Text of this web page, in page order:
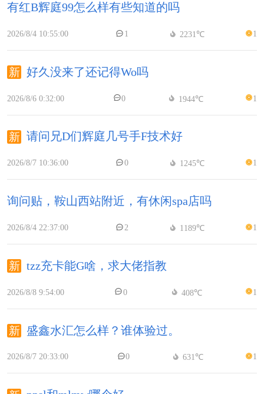
有红B辉庭99怎么样有些知道的吗
2026/8/4 10:55:00 1 2231℃ 1
好久没来了还记得Wo吗
2026/8/6 0:32:00 0 1944℃ 1
请问兄D们辉庭几号手F技术好
2026/8/7 10:36:00 0 1245℃ 1
询问贴，鞍山西站附近，有休闲spa店吗
2026/8/4 22:37:00 2 1189℃ 1
tzz充卡能G啥，求大佬指教
2026/8/8 9:54:00 0 408℃ 1
盛鑫水汇怎么样？谁体验过。
2026/8/7 20:33:00 0 631℃ 1